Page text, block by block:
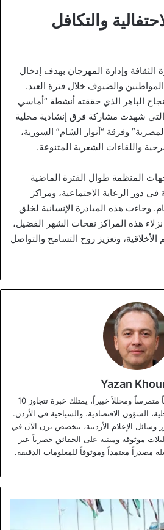
والتكافل
وإدارة المهرجان بهدف إدخال
والضيوف خلال فترة العيد.
الباهر الذي حققته أنشطة “أماسي
شهدت مشاركة فرق إنشادية محلية
وفرقة “أنوار الشام” السورية،
واللقاءات الشعرية المتنوعة.
المنظمة طوال الفترة الماضية
دور الرعاية الاجتماعية، ومراكز
وجاءت هذه المبادرة الإنسانية لخلق
نزلاء هذه المراكز نفحات الشهر الفضيل،
وتعزيز روح التسامح والتواصل
Yazan
يعتبر يزن خوري صحفياً أردنياً متمرساً ومحللاً خبيراً، يمتلك خبرة تتجاوز 10
الشؤون الاقتصادية، والسياحية في الأردن.
وسائل الإعلام الأردنية، يتخصص يزن الآن في
موثوقة ومبنية على الحقائق حصرياً عبر